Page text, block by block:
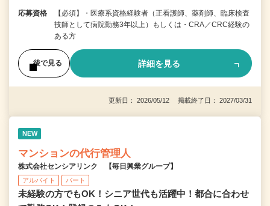
応募資格
【必須】・医療系資格経験者（正看護師、薬剤師、臨床検査
技師として病院勤務3年以上）もしくは・CRA／CRC経験の
ある方
後で見る 詳細を見る
更新日： 2026/05/12 掲載終了日： 2027/03/31
NEW
マンションの代行管理人
株式会社センシアリンク 【毎日興業グループ】
アルバイト パート
未経験の方でもOK！シニア世代も活躍中！都合に合わせ